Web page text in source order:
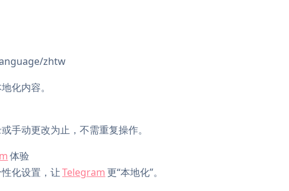
zhtw
化内容。
手动更改为止，不需重复操作。
体验
化设置，让Telegram更“本地化”。